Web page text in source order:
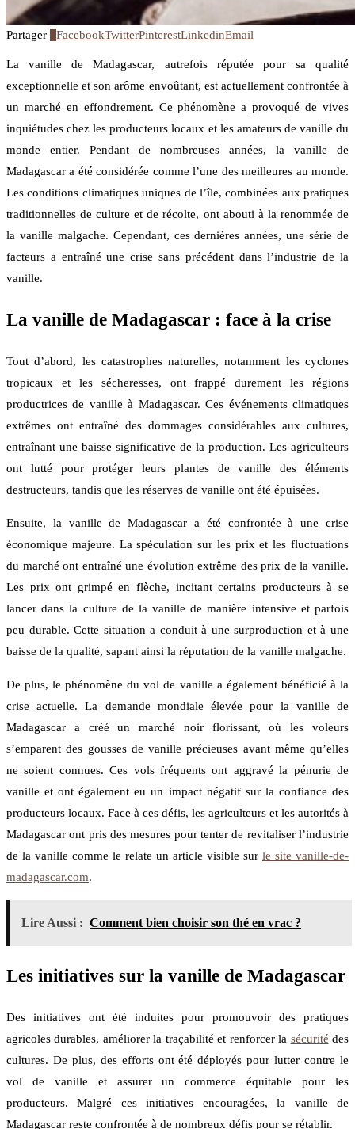
Partager FacebookTwitterPinterestLinkedinEmail
La vanille de Madagascar, autrefois réputée pour sa qualité
exceptionnelle et son arôme envoûtant, est actuellement confrontée à
un marché en effondrement. Ce phénomène a provoqué de vives
inquiétudes chez les producteurs locaux et les amateurs de vanille du
monde entier. Pendant de nombreuses années, la vanille de
Madagascar a été considérée comme l’une des meilleures au monde.
Les conditions climatiques uniques de l’île, combinées aux pratiques
traditionnelles de culture et de récolte, ont abouti à la renommée de
la vanille malgache. Cependant, ces dernières années, une série de
facteurs a entraîné une crise sans précédent dans l’industrie de la
vanille.
La vanille de Madagascar : face à la crise
Tout d’abord, les catastrophes naturelles, notamment les cyclones
tropicaux et les sécheresses, ont frappé durement les régions
productrices de vanille à Madagascar. Ces événements climatiques
extrêmes ont entraîné des dommages considérables aux cultures,
entraînant une baisse significative de la production. Les agriculteurs
ont lutté pour protéger leurs plantes de vanille des éléments
destructeurs, tandis que les réserves de vanille ont été épuisées.
Ensuite, la vanille de Madagascar a été confrontée à une crise
économique majeure. La spéculation sur les prix et les fluctuations
du marché ont entraîné une évolution extrême des prix de la vanille.
Les prix ont grimpé en flèche, incitant certains producteurs à se
lancer dans la culture de la vanille de manière intensive et parfois
peu durable. Cette situation a conduit à une surproduction et à une
baisse de la qualité, sapant ainsi la réputation de la vanille malgache.
De plus, le phénomène du vol de vanille a également bénéficié à la
crise actuelle. La demande mondiale élevée pour la vanille de
Madagascar a créé un marché noir florissant, où les voleurs
s’emparent des gousses de vanille précieuses avant même qu’elles
ne soient connues. Ces vols fréquents ont aggravé la pénurie de
vanille et ont également eu un impact négatif sur la confiance des
producteurs locaux. Face à ces défis, les agriculteurs et les autorités à
Madagascar ont pris des mesures pour tenter de revitaliser l’industrie
de la vanille comme le relate un article visible sur le site vanille-de-
madagascar.com.
Lire Aussi : Comment bien choisir son thé en vrac ?
Les initiatives sur la vanille de Madagascar
Des initiatives ont été induites pour promouvoir des pratiques
agricoles durables, améliorer la traçabilité et renforcer la sécurité des
cultures. De plus, des efforts ont été déployés pour lutter contre le
vol de vanille et assurer un commerce équitable pour les
producteurs. Malgré ces initiatives encouragées, la vanille de
Madagascar reste confrontée à de nombreux défis pour se rétablir.